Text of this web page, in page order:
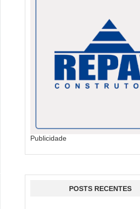
Publicidade
POSTS RECENTES